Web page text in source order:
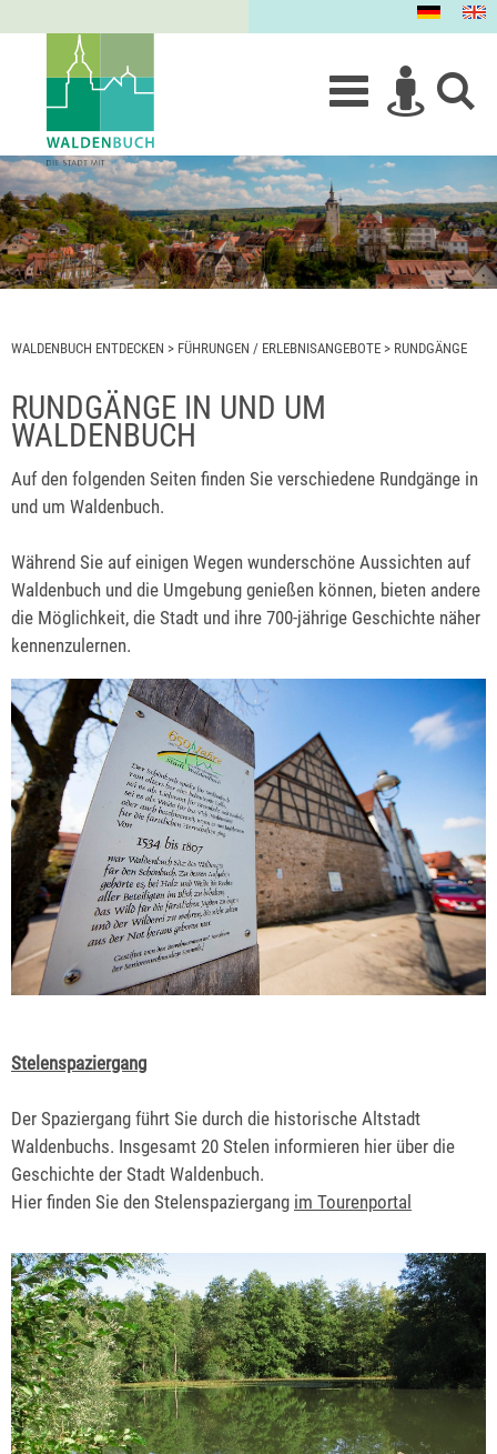
WALDENBUCH ENTDECKEN > FÜHRUNGEN / ERLEBNISANGEBOTE > RUNDGÄNGE
RUNDGÄNGE IN UND UM
WALDENBUCH
Auf den folgenden Seiten finden Sie verschiedene Rundgänge in
und um Waldenbuch.
Während Sie auf einigen Wegen wunderschöne Aussichten auf
Waldenbuch und die Umgebung genießen können, bieten andere
die Möglichkeit, die Stadt und ihre 700-jährige Geschichte näher
kennenzulernen.
Stelenspaziergang
Der Spaziergang führt Sie durch die historische Altstadt
Waldenbuchs. Insgesamt 20 Stelen informieren hier über die
Geschichte der Stadt Waldenbuch.
Hier finden Sie den Stelenspaziergang im Tourenportal